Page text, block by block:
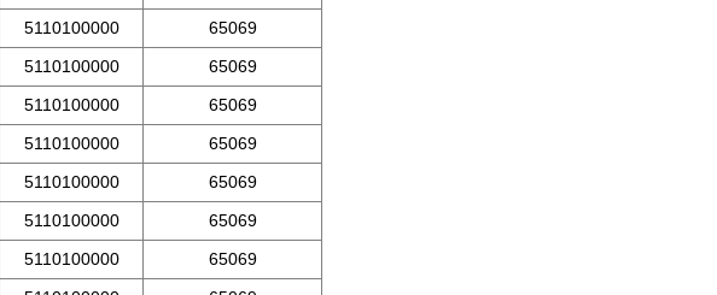
5110100000
65069
5110100000
65069
5110100000
65069
5110100000
65069
5110100000
65069
5110100000
65069
5110100000
65069